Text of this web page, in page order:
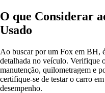
O que Considerar
Usado
Ao buscar por um Fox em BH,
detalhada no veículo. Verifique
manutenção, quilometragem e
certifique-se de testar o carro
desempenho.